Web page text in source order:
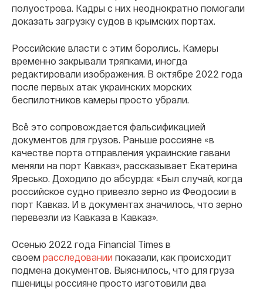
полуострова. Кадры с них неоднократно помогали
доказать загрузку судов в крымских портах.
Российские власти с этим боролись. Камеры
временно закрывали тряпками, иногда
редактировали изображения. В октябре 2022 года
после первых атак украинских морских
беспилотников камеры просто убрали.
Всё это сопровождается фальсификацией
документов для грузов. Раньше россияне «в
качестве порта отправления украинские гавани
меняли на порт Кавказ», рассказывает Екатерина
Яресько. Доходило до абсурда: «Был случай, когда
российское судно привезло зерно из Феодосии в
порт Кавказ. И в документах значилось, что зерно
перевезли из Кавказа в Кавказ».
Осенью 2022 года Financial Times в
своем расследовании показали, как происходит
подмена документов. Выяснилось, что для груза
пшеницы россияне просто изготовили два